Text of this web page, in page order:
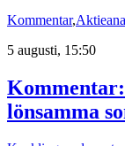
Kommentar,
5 augusti, 15:50
lönsamma